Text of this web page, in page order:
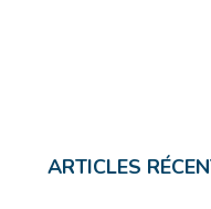
ARTICLES